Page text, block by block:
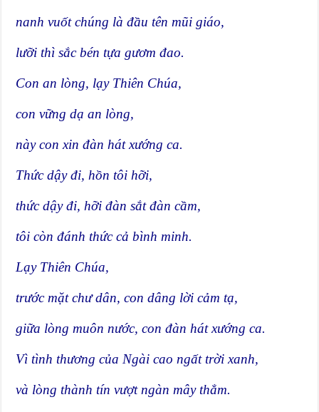
nanh vuốt chúng là đầu tên mũi giáo,
lưỡi thì sắc bén tựa gươm đao.
Con an lòng, lạy Thiên Chúa,
con vững dạ an lòng,
này con xin đàn hát xướng ca.
Thức dậy đi, hồn tôi hỡi,
thức dậy đi, hỡi đàn sắt đàn cầm,
tôi còn đánh thức cả bình minh.
Lạy Thiên Chúa,
trước mặt chư dân, con dâng lời cảm tạ,
giữa lòng muôn nước, con đàn hát xướng ca.
Vì tình thương của Ngài cao ngất trời xanh,
và lòng thành tín vượt ngàn mây thẳm.